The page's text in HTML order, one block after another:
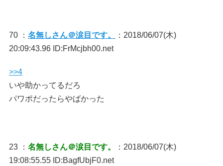
70 ： 名無しさん＠涙目です。
：2018/06/07(木)
20:09:43.96 ID:FrMcjbh00.net
>>4
いや助かってるだろ
パワポだったらやばかった
23 ： 名無しさん＠涙目です。
：2018/06/07(木)
19:08:55.55 ID:BagfUbjF0.net